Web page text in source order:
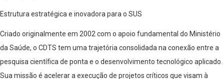
Estrutura estratégica e inovadora para o SUS
Criado originalmente em 2002 com o apoio fundamental do Ministério
da Saúde, o CDTS tem uma trajetória consolidada na conexão entre a
pesquisa científica de ponta e o desenvolvimento tecnológico aplicado.
Sua missão é acelerar a execução de projetos críticos que visam à